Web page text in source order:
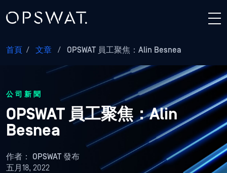
首頁 / 文章 / OPSWAT 員工聚焦：Alin Besnea
公司新聞
OPSWAT 員工聚焦：Alin
Besnea
作者： OPSWAT 發布
五月18, 2022